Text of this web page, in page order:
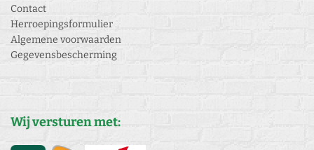
Contact
Herroepingsformulier
Algemene voorwaarden
Gegevensbescherming
Wij versturen met: